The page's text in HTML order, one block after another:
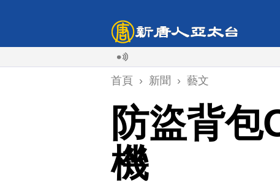
首頁 › 新聞 › 藝文
防盜背包
機